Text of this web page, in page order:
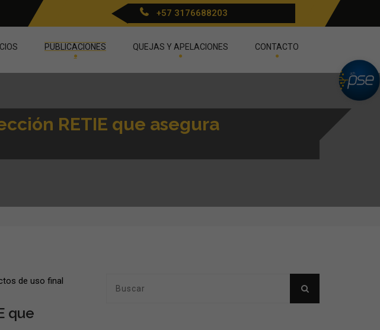
+57 3176688203
PUBLICACIONES QUEJAS Y APELACIONES CONTACTO
RETIE que asegura
que